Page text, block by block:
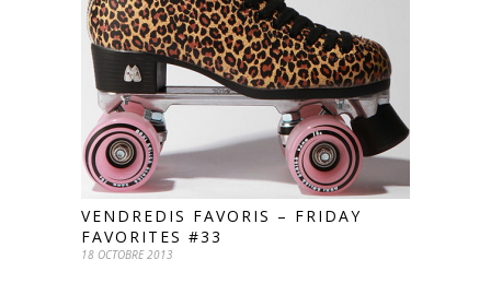
VENDREDIS FAVORIS – FRIDAY
FAVORITES #33
18 OCTOBRE 2013